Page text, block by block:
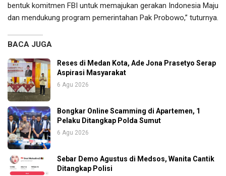
bentuk komitmen FBI untuk memajukan gerakan Indonesia Maju
dan mendukung program pemerintahan Pak Probowo,” tuturnya.
BACA JUGA
Reses di Medan Kota, Ade Jona Prasetyo Serap
Aspirasi Masyarakat
6 Agu 2026
Bongkar Online Scamming di Apartemen, 1
Pelaku Ditangkap Polda Sumut
6 Agu 2026
Sebar Demo Agustus di Medsos, Wanita Cantik
Ditangkap Polisi